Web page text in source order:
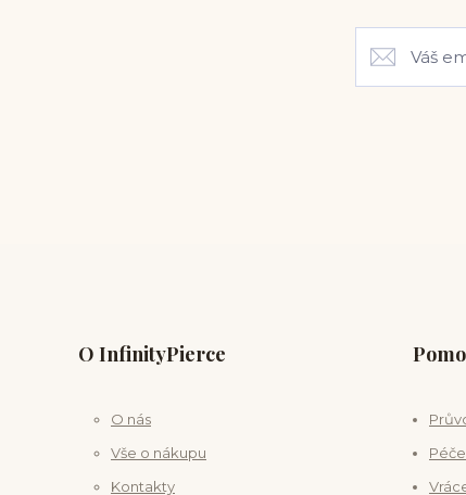
O InfinityPierce
O nás
Vše o nákupu
Kontakty